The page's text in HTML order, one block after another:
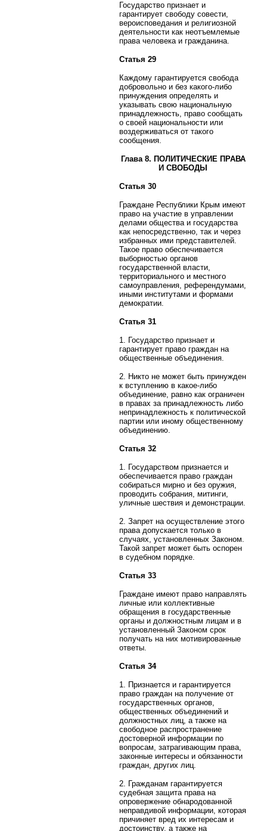
Государство признает и
гарантирует свободу совести,
вероисповедания и религиозной
деятельности как неотъемлемые
права человека и гражданина.
Статья 29
Каждому гарантируется свобода
добровольно и без какого-либо
принуждения определять и
указывать свою национальную
принадлежность, право сообщать
о своей национальности или
воздерживаться от такого
сообщения.
Глава 8. ПОЛИТИЧЕСКИЕ ПРАВА
И СВОБОДЫ
Статья 30
Граждане Республики Крым имеют
право на участие в управлении
делами общества и государства
как непосредственно, так и через
избранных ими представителей.
Такое право обеспечивается
выборностью органов
государственной власти,
территориального и местного
самоуправления, референдумами,
иными институтами и формами
демократии.
Статья 31
1. Государство признает и
гарантирует право граждан на
общественные объединения.
2. Никто не может быть принужден
к вступлению в какое-либо
объединение, равно как ограничен
в правах за принадлежность либо
непринадлежность к политической
партии или иному общественному
объединению.
Статья 32
1. Государством признается и
обеспечивается право граждан
собираться мирно и без оружия,
проводить собрания, митинги,
уличные шествия и демонстрации.
2. Запрет на осуществление этого
права допускается только в
случаях, установленных Законом.
Такой запрет может быть оспорен
в судебном порядке.
Статья 33
Граждане имеют право направлять
личные или коллективные
обращения в государственные
органы и должностным лицам и в
установленный Законом срок
получать на них мотивированные
ответы.
Статья 34
1. Признается и гарантируется
право граждан на получение от
государственных органов,
общественных объединений и
должностных лиц, а также на
свободное распространение
достоверной информации по
вопросам, затрагивающим права,
законные интересы и обязанности
граждан, других лиц.
2. Гражданам гарантируется
судебная защита права на
опровержение обнародованной
неправдивой информации, которая
причиняет вред их интересам и
достоинству, а также на